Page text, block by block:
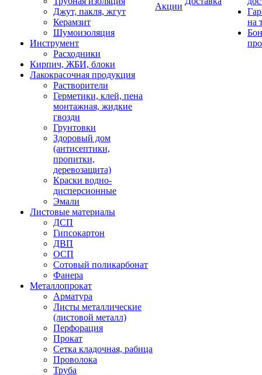
Джут, пакля, жгут
Керамзит
Шумоизоляция
Инструмент
Расходники
Кирпич, ЖБИ, блоки
Лакокрасочная продукция
Растворители
Герметики, клей, пена
монтажная, жидкие
гвозди
Грунтовки
Здоровый дом
(антисептики,
пропитки,
деревозащита)
Краски водно-
дисперсионные
Эмали
Листовые материалы
ДСП
Гипсокартон
ДВП
ОСП
Сотовый поликарбонат
Фанера
Металлопрокат
Арматура
Листы металлические
(листовой металл)
Перфорация
Прокат
Сетка кладочная, рабица
Проволока
Труба
Акции
на